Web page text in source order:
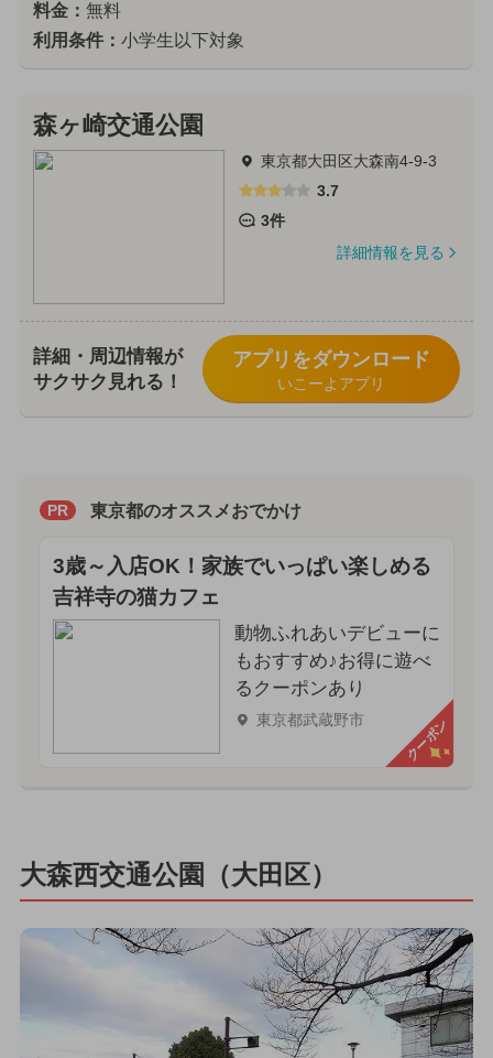
料金： 無料
利用条件： 小学生以下対象
森ヶ崎交通公園
東京都大田区大森南4-9-3
3.7
3件
詳細情報を見る
詳細・周辺情報が
サクサク見れる！
アプリをダウンロード
いこーよアプリ
PR 東京都のオススメおでかけ
3歳～入店OK！家族でいっぱい楽しめる
吉祥寺の猫カフェ
動物ふれあいデビューに
もおすすめ♪お得に遊べ
るクーポンあり
東京都武蔵野市 クーポン
大森西交通公園（大田区）